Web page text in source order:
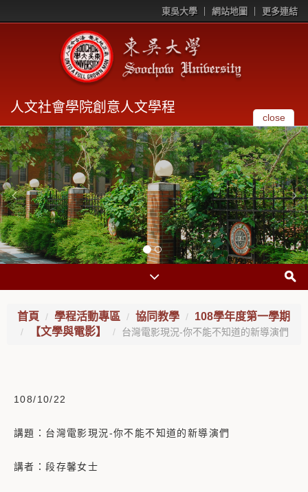
東吳大學 網站地圖 更多連結
人文社會學院創意人文學程
close
首頁 學程活動專區 協同教學
108學年度第一學期
【文學與電影】
台灣電影現況-你不能不知道的新導演們
108/10/22
講題：台灣電影現況-你不能不知道的新導演們
講者：段存馨女士